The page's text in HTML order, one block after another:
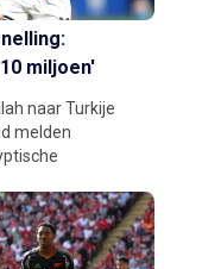
miljoen'
naar Turkije
melden